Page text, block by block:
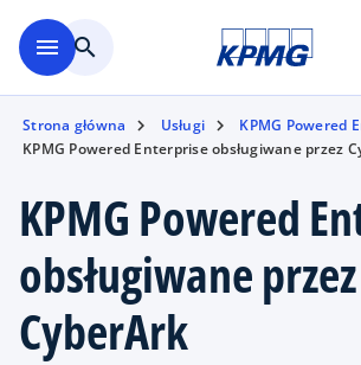
menu search
Strona główna Usługi
KPMG Powered
KPMG Powered Enterprise obsługiwane przez
KPMG Powered
obsługiwane przez
CyberArk